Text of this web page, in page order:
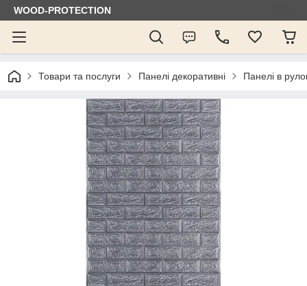
WOOD-PROTECTION
Товари та послуги Панелі декоративні Панелі в